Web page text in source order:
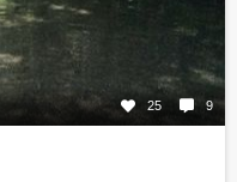
25 9